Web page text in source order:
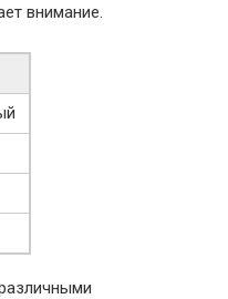
внимание.